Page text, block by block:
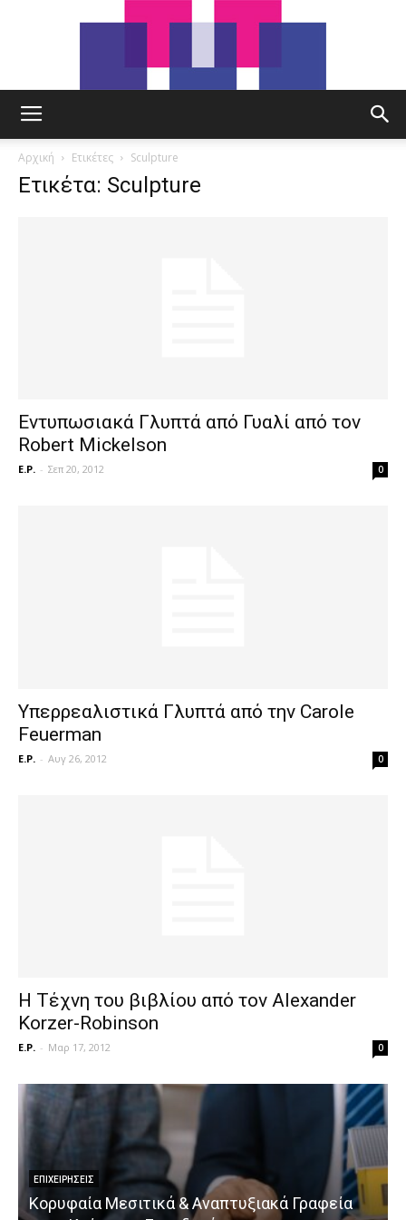
Αρχική Ετικέτες Sculpture
Ετικέτα: Sculpture
Εντυπωσιακά Γλυπτά από Γυαλί από τον
Robert Mickelson
E.P. - Σεπ 20, 2012 0
Υπερρεαλιστικά Γλυπτά από την Carole
Feuerman
E.P. - Αυγ 26, 2012 0
H Τέχνη του βιβλίου από τον Alexander
Korzer-Robinson
E.P. - Μαρ 17, 2012 0
ΕΠΙΧΕΙΡΉΣΕΙΣ
Κορυφαία Μεσιτικά & Αναπτυξιακά Γραφεία